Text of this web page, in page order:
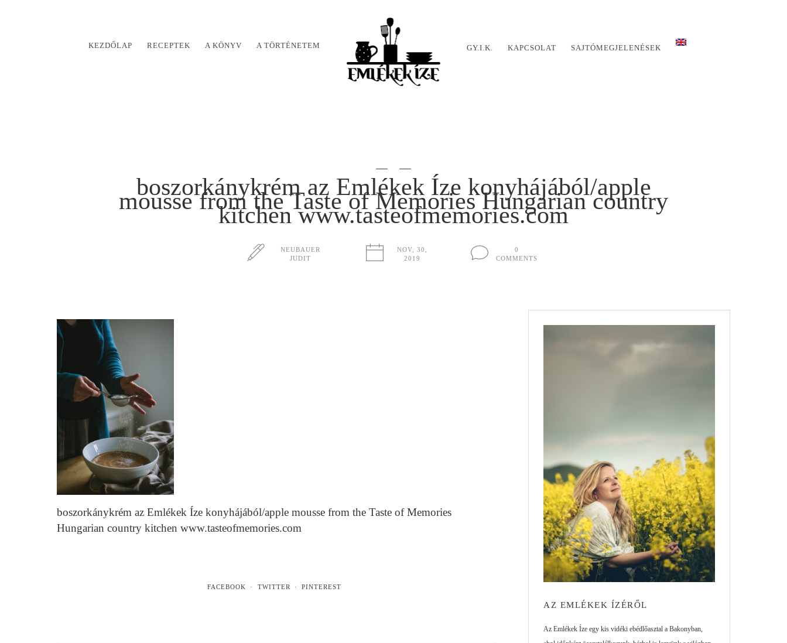
KEZDŐLAP RECEPTEK A KÖNYV A TÖRTÉNETEM GY.I.K. KAPCSOLAT SAJTÓMEGJELENÉSEK
boszorkánykrém az Emlékek Íze konyhájából/apple
mousse from the Taste of Memories Hungarian country
kitchen www.tasteofmemories.com
NEUBAUER
JUDIT
NOV, 30,
2019
0
COMMENTS
boszorkánykrém az Emlékek Íze konyhájából/apple mousse from the Taste of Memories
Hungarian country kitchen www.tasteofmemories.com
FACEBOOK TWITTER PINTEREST
AZ EMLÉKEK ÍZÉRŐL
Az Emlékek Íze egy kis vidéki ebédlőasztal a Bakonyban,